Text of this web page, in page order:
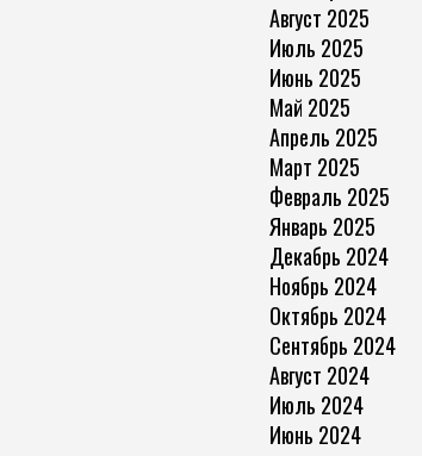
Август 2025
Июль 2025
Июнь 2025
Май 2025
Апрель 2025
Март 2025
Февраль 2025
Январь 2025
Декабрь 2024
Ноябрь 2024
Октябрь 2024
Сентябрь 2024
Август 2024
Июль 2024
Июнь 2024